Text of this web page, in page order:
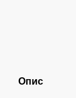
Опис